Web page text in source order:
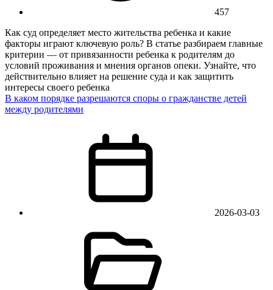
457
Как суд определяет место жительства ребенка и какие
факторы играют ключевую роль? В статье разбираем главные
критерии — от привязанности ребенка к родителям до
условий проживания и мнения органов опеки. Узнайте, что
действительно влияет на решение суда и как защитить
интересы своего ребенка
В каком порядке разрешаются споры о гражданстве детей
между родителями
2026-03-03